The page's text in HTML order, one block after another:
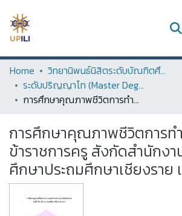
UPDC
Communities & Collections
Statistics
Home
วิทยานิพนธ์นิสิตระดับบัณฑิตศึกษา (Thesis of Graduate Students)
ระดับปริญญาโท (Master Degree)
การศึกษาคุณภาพชีวิตการทำงานของข้าราชการครู สังกัดสำนักงานเขตพื้นที่การศึกษาประถมศึกษาเชียงราย เขต 4
การศึกษาคุณภาพชีวิตการท
ข้าราชการครู สังกัดสำนักง
ศึกษาประถมศึกษาเชียงราย